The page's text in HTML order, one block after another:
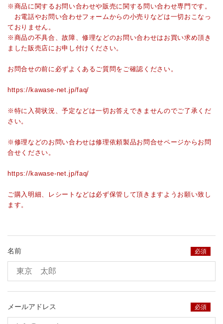
採用情報
会社情報
カタログダウンロード
プライバシーポリシー
修理依頼・製品問い合わせ
※商品に関するお問い合わせや販売に関する問い合わせ専門です。
お電話やお問い合わせフォームからの小売りなどは一切おこなっ
ておりません。
※商品の不具合、故障、修理などのお問い合わせはお買い求め頂き
ました販売店にお申し付けください。
お問合せの前に必ずよくあるご質問をご確認ください。
https://kawase-net.jp/faq/
※特に入荷状況、予定などは一切お答えできませんのでご了承くだ
さい。
※修理などのお問い合わせは修理依頼製品お問合せページからお問
合せください。
https://kawase-net.jp/faq/
ご購入明細、レシートなどは必ず保管して頂きますようお願い致し
ます。
名前 必須
メールアドレス 必須